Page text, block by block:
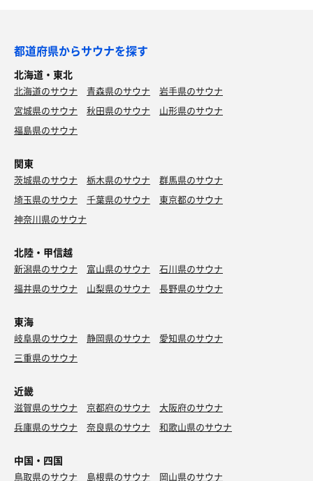
都道府県からサウナを探す
北海道・東北
北海道のサウナ 青森県のサウナ
岩手県のサウナ
宮城県のサウナ
秋田県のサウナ
山形県のサウナ
福島県のサウナ
関東
茨城県のサウナ 栃木県のサウナ
群馬県のサウナ
埼玉県のサウナ
千葉県のサウナ
東京都のサウナ
神奈川県のサウナ
北陸・甲信越
新潟県のサウナ 富山県のサウナ
石川県のサウナ
福井県のサウナ
山梨県のサウナ 長野県のサウナ
東海
岐阜県のサウナ 静岡県のサウナ
愛知県のサウナ
三重県のサウナ
近畿
滋賀県のサウナ 京都府のサウナ
大阪府のサウナ
兵庫県のサウナ
奈良県のサウナ 和歌山県のサウナ
中国・四国
鳥取県のサウナ 島根県のサウナ
岡山県のサウナ